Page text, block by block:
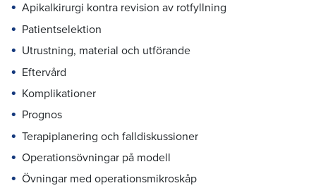
Apikalkirurgi kontra revision av rotfyllning
Patientselektion
Utrustning, material och utförande
Eftervård
Komplikationer
Prognos
Terapiplanering och falldiskussioner
Operationsövningar på modell
Övningar med operationsmikroskåp